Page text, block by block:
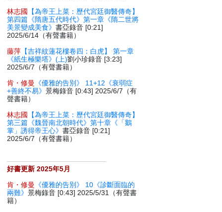
林志國
【為帝王上菜：歷代宮廷御醫傳奇】
第四篇《隋唐五代時代》第一章《隋二世將
美景變成美食》書亞錄音 [0:21]
2025/6/14（有聲書籍）
藤萍 【吉祥紋蓮花樓卷四：白虎】 第一章
《紙生極樂塔》(上)劉小珍錄音 [3:23]
2025/6/7（有聲書籍）
肯・修曼
《優雅的告別》 11+12《衰弱症
+善終不易》景梅錄音 [0:43] 2025/6/7（有
聲書籍）
林志國
【為帝王上菜：歷代宮廷御醫傳奇】
第三篇《魏晉南北朝時代》第十章《「鵝
掌」誘得帝王心》書亞錄音 [0:21]
2025/6/7（有聲書籍）
好書更新 2025年5月
肯・修曼
《優雅的告別》 10《診斷面臨的
兩難》景梅錄音 [0:43] 2025/5/31（有聲書
籍）